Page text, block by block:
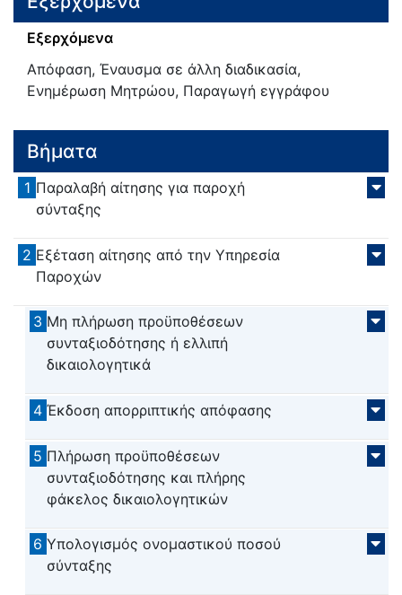
Εξερχόμενα
Απόφαση, Έναυσμα σε άλλη διαδικασία,
Ενημέρωση Μητρώου, Παραγωγή εγγράφου
Βήματα
1 Παραλαβή αίτησης για παροχή
σύνταξης
2 Εξέταση αίτησης από την Υπηρεσία
Παροχών
3 Μη πλήρωση προϋποθέσεων
συνταξιοδότησης ή ελλιπή
δικαιολογητικά
4 Έκδοση απορριπτικής απόφασης
5 Πλήρωση προϋποθέσεων
συνταξιοδότησης και πλήρης
φάκελος δικαιολογητικών
6 Υπολογισμός ονομαστικού ποσού
σύνταξης